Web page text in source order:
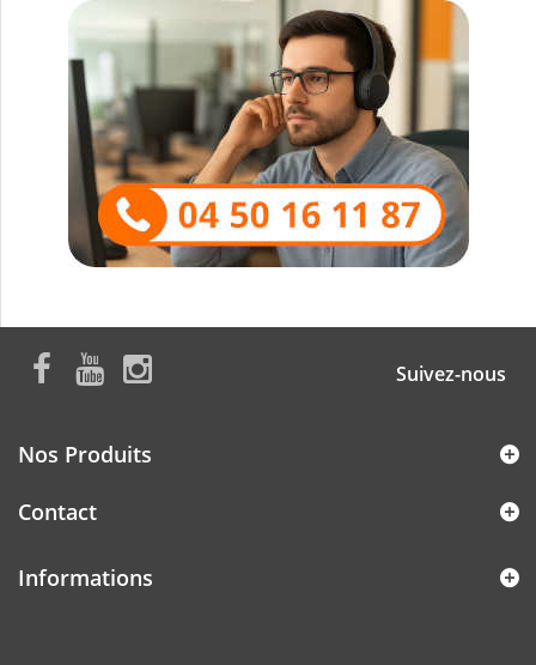
Suivez-nous
Nos Produits
Contact
Informations